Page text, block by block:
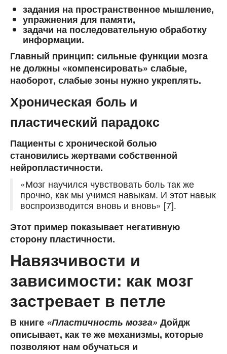
задания на пространственное мышление,
упражнения для памяти,
задачи на последовательную обработку
информации.
Главный принцип: сильные функции мозга
не должны «компенсировать» слабые,
наоборот, слабые зоны нужно укреплять.
Хроническая боль и
пластический парадокс
Пациенты с хронической болью
становились жертвами собственной
нейропластичности.
«Мозг научился чувствовать боль так же
прочно, как мы учимся навыкам. И этот навык
воспроизводится вновь и вновь» [7].
Этот пример показывает негативную
сторону пластичности.
Навязчивости и
зависимости: как мозг
застревает в петле
В книге «Пластичность мозга» Дойдж
описывает, как те же механизмы, которые
позволяют нам обучаться и